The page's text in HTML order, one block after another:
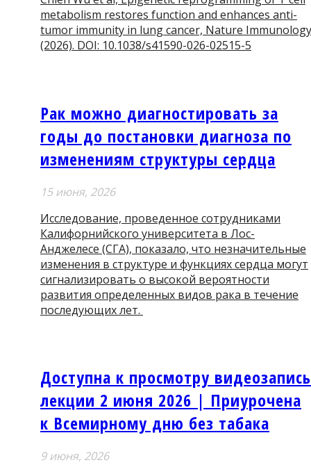
metabolism restores function and enhances anti-
tumor immunity in lung cancer, Nature Immunology
(2026). DOI: 10.1038/s41590-026-02515-5
Рак можно диагностировать за
годы до постановки диагноза по
изменениям структуры сердца
15 июня, 2026
Исследование, проведенное сотрудниками
Калифорнийского университета в Лос-
Анджелесе (СГА), показало, что незначительные
изменения в структуре и функциях сердца могут
сигнализировать о высокой вероятности
развития определенных видов рака в течение
последующих лет.
Доступна к просмотру видеозапись
лекции 2 июня 2026 | Приурочена
к Всемирному дню без табака
9 июня, 2026